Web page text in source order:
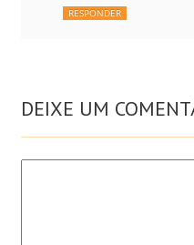
RESPONDER
DEIXE UM